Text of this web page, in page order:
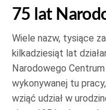
75 lat
Wiele nazw, tysiące
kilkadziesiąt lat
Narodowego
wykonywanej tu
wziąć udział w